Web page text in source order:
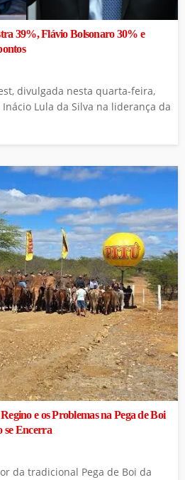
39%, Flávio Bolsonaro 30% e
divulgada nesta quarta-feira,
Lula da Silva na liderança da
e os Problemas na Pega de Boi
se Encerra
da tradicional Pega de Boi da